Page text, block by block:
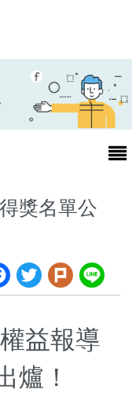
目活動官網
獎名單公
Facebook
Twitter
Plurk
益報導
爐！